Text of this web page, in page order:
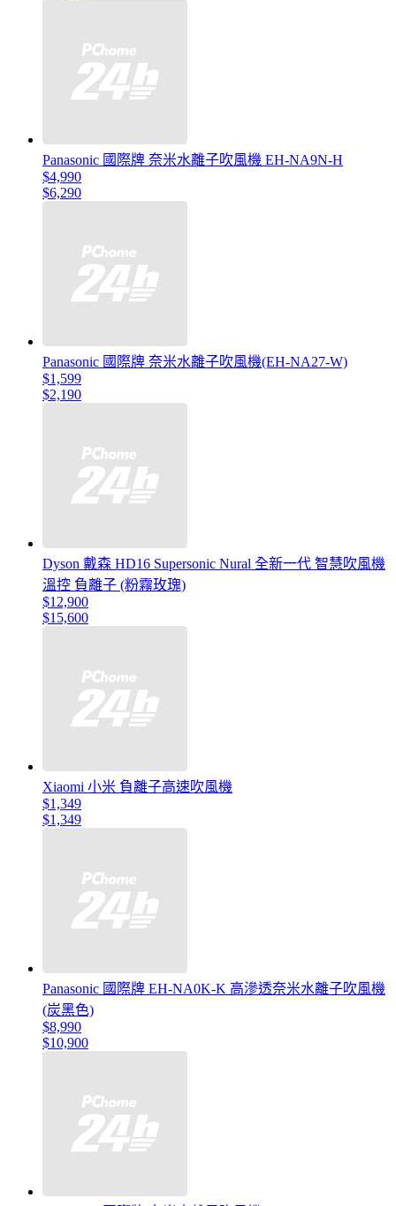
Panasonic 國際牌 奈米水離子吹風機 EH-NA9N-H
$4,990
$6,290
Panasonic 國際牌 奈米水離子吹風機(EH-NA27-W)
$1,599
$2,190
Dyson 戴森 HD16 Supersonic Nural 全新一代 智慧吹風機
溫控 負離子 (粉霧玫瑰)
$12,900
$15,600
Xiaomi 小米 負離子高速吹風機
$1,349
$1,349
Panasonic 國際牌 EH-NA0K-K 高滲透奈米水離子吹風機
(炭黑色)
$8,990
$10,900